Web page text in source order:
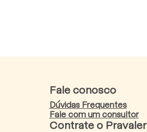
Fale conosco
Dúvidas Frequentes
Fale com um consultor
Contrate o Pravaler